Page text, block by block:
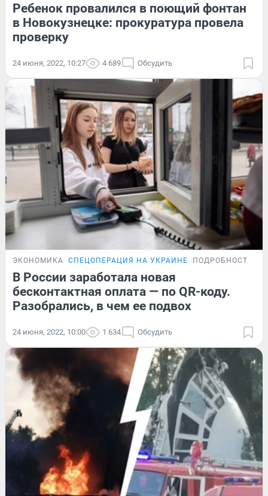
Ребенок провалился в поющий фонтан
в Новокузнецке: прокуратура провела
проверку
24 июня, 2022, 10:27 4 689 Обсудить
ЭКОНОМИКА СПЕЦОПЕРАЦИЯ НА УКРАИНЕ ПОДРОБНОСТИ
В России заработала новая
бесконтактная оплата — по QR-коду.
Разобрались, в чем ее подвох
24 июня, 2022, 10:00 1 634 Обсудить